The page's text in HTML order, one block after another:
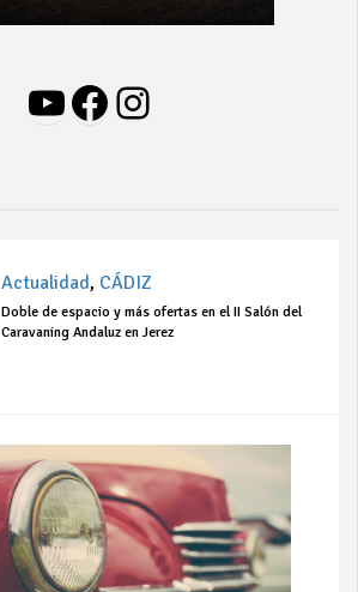
YouTube
Facebook
Instagram
Actualidad, CÁDIZ
Doble de espacio y más ofertas en el II Salón del
Caravaning Andaluz en Jerez